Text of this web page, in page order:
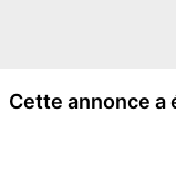
Cette annonce a